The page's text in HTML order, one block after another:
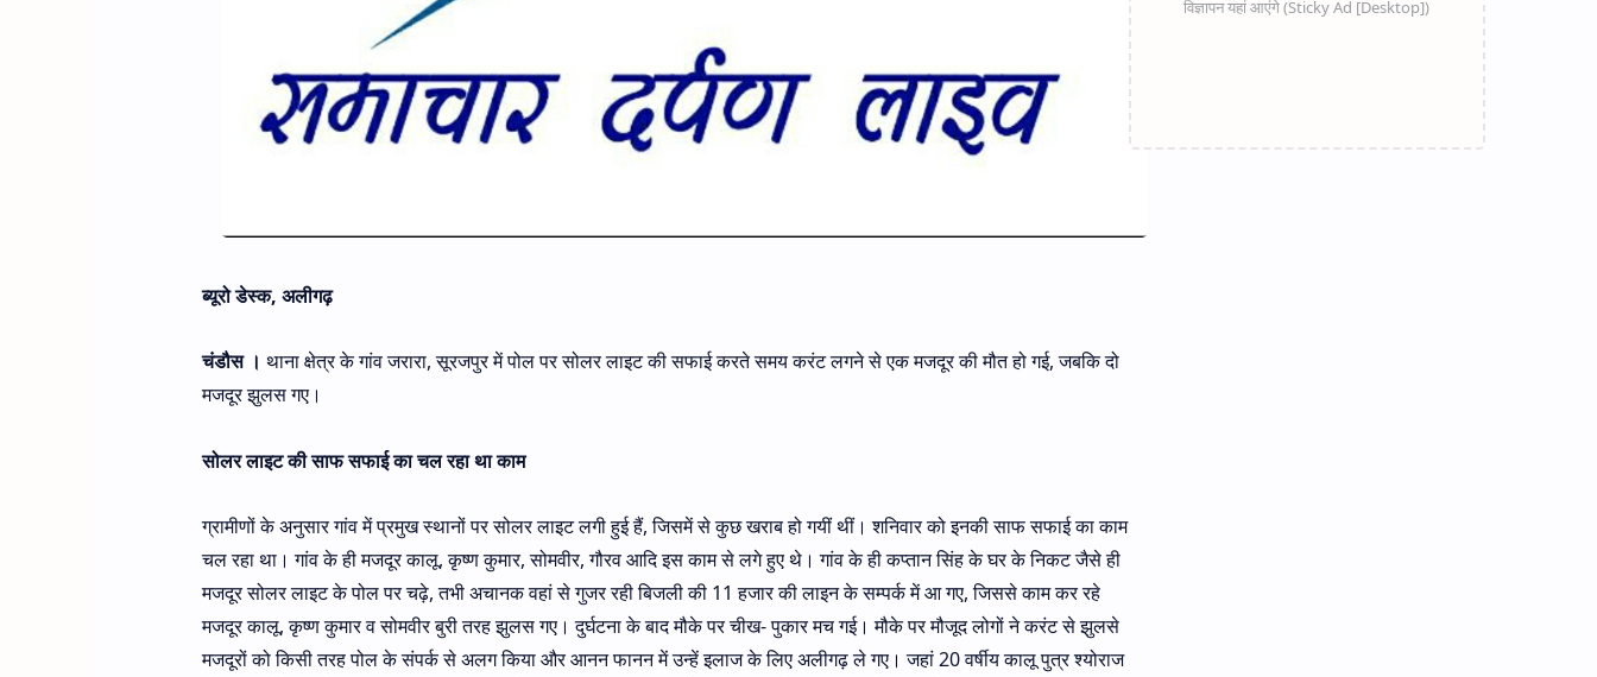
ब्यूरो डेस्क, अलीगढ़
चंडौस । थाना क्षेत्र के गांव जरारा, सूरजपुर में पोल पर सोलर लाइट की सफाई करते समय करंट लगने से एक मजदूर की मौत हो गई, जबकि दो
मजदूर झुलस गए।
सोलर लाइट की साफ सफाई का चल रहा था काम
ग्रामीणों के अनुसार गांव में प्रमुख स्थानों पर सोलर लाइट लगी हुई हैं, जिसमें से कुछ खराब हो गयीं थीं। शनिवार को इनकी साफ सफाई का काम
चल रहा था। गांव के ही मजदूर कालू, कृष्ण कुमार, सोमवीर, गौरव आदि इस काम से लगे हुए थे। गांव के ही कप्तान सिंह के घर के निकट जैसे ही
मजदूर सोलर लाइट के पोल पर चढ़े, तभी अचानक वहां से गुजर रही बिजली की 11 हजार की लाइन के सम्पर्क में आ गए, जिससे काम कर रहे
मजदूर कालू, कृष्ण कुमार व सोमवीर बुरी तरह झुलस गए। दुर्घटना के बाद मौके पर चीख- पुकार मच गई। मौके पर मौजूद लोगों ने करंट से झुलसे
मजदूरों को किसी तरह पोल के संपर्क से अलग किया और आनन फानन में उन्हें इलाज के लिए अलीगढ़ ले गए। जहां 20 वर्षीय कालू पुत्र श्योराज